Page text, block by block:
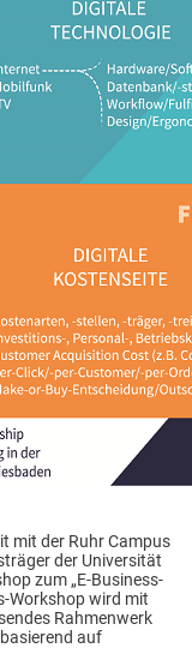
mit der Ruhr Campus
der Universität
zum „E-Business-
Workshop wird mit
Rahmenwerk
auf